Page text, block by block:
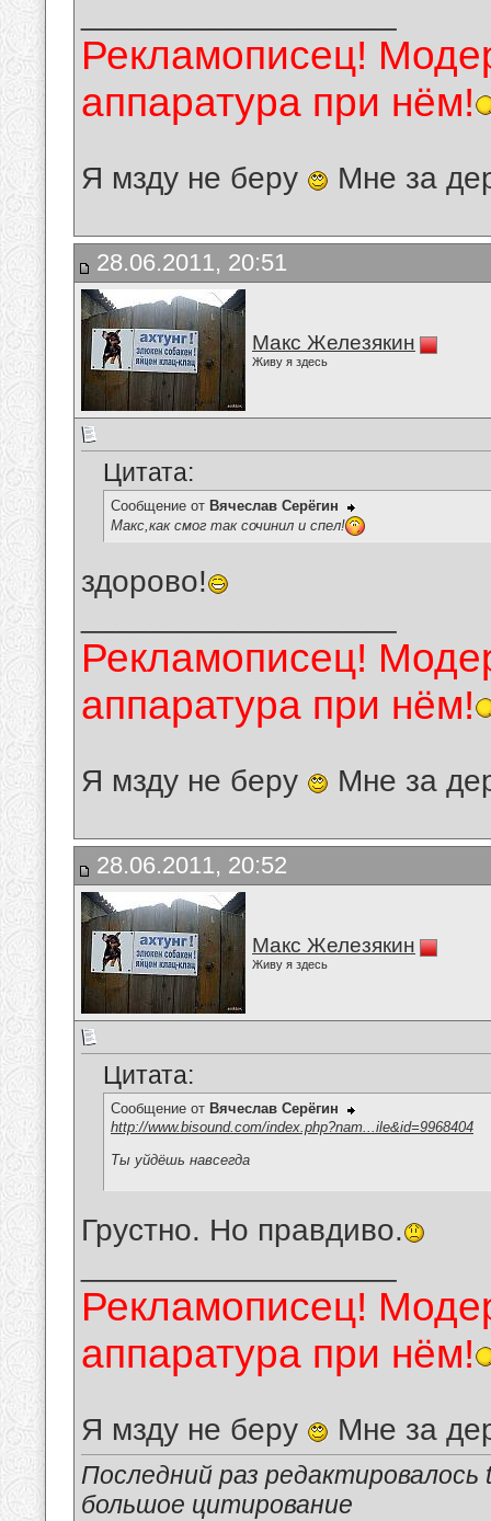
Рекламописец!
аппаратура при нём!
Я мзду не беру Мне за
28.06.2011, 20:51
Макс Железякин
Живу я здесь
Цитата:
Сообщение от Вячеслав Серёгин
Макс,как смог так сочинил и спел!
здорово!
Рекламописец!
аппаратура при нём!
Я мзду не беру Мне за
28.06.2011, 20:52
Макс Железякин
Живу я здесь
Цитата:
Сообщение от Вячеслав Серёгин
http://www.bisound.com/index.php?nam...ile&id=9968404
Ты уйдёшь навсегда
Грустно. Но правдиво.
Рекламописец!
аппаратура при нём!
Я мзду не беру Мне за
Последний раз
большое цитирование